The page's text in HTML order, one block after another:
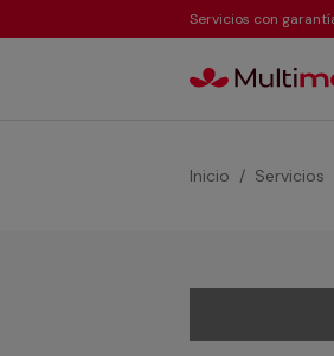
Servicios con
Inicio Servicios